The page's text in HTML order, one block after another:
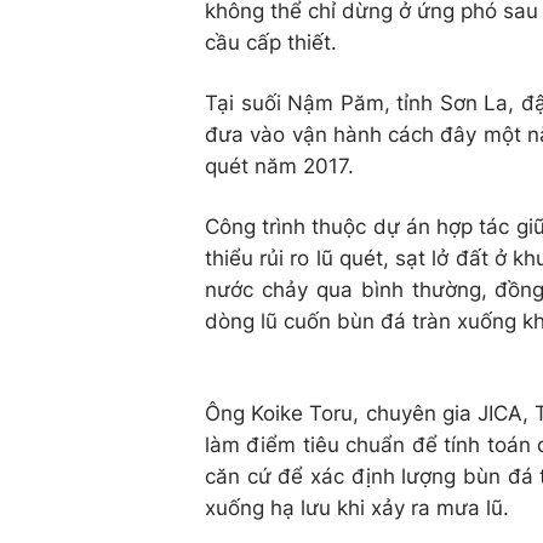
không thể chỉ dừng ở ứng phó
cầu cấp thiết.
Tại suối Nậm Păm, tỉnh Sơn La,
đưa vào vận hành cách đây một
quét năm 2017.
Công trình thuộc dự án hợp tác
thiểu rủi ro lũ quét, sạt lở đất ở
nước chảy qua bình thường,
dòng lũ cuốn bùn đá tràn xuống
Ông Koike Toru, chuyên gia
làm điểm tiêu chuẩn để tính toán
căn cứ để xác định lượng bùn
xuống hạ lưu khi xảy ra mưa lũ.